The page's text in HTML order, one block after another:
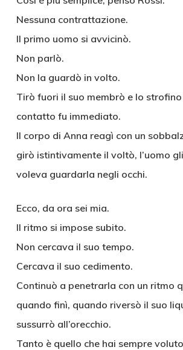
Nessuna contrattazione.
Il primo uomo si avvicinò.
Non parlò.
Non la guardò in volto.
Tirò fuori il suo membrò e lo
contatto fu immediato.
Il corpo di Anna reagì con un
girò istintivamente il voltò, l’uomo
voleva guardarla negli occhi.
Ecco, da ora sei mia.
Il ritmo si impose subito.
Non cercava il suo tempo.
Cercava il suo cedimento.
Continuò a penetrarla con un ritmo
quando finì, quando riversò il suo
sussurrò all’orecchio.
Tanto è quello che hai sempre